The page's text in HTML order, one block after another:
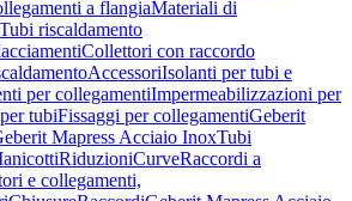
a flangiaMateriali di
Tubi riscaldamento
Collettori con raccordo
AccessoriIsolanti per tubi e
per collegamentiImpermeabilizzazioni per
tubiFissaggi per collegamentiGeberit
Mapress Acciaio InoxTubi
RiduzioniCurveRaccordi a
e collegamenti,